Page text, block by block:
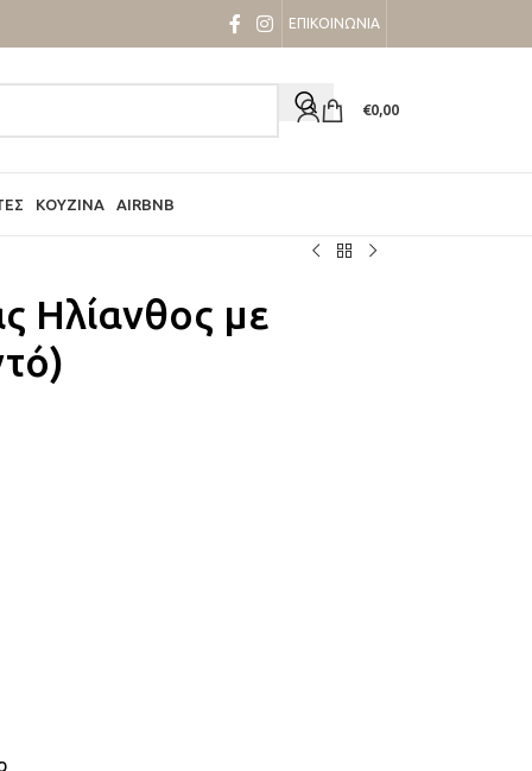
ΕΠΙΚΟΙΝΩΝΙΑ
€0,00
ΚΟΥΖΊΝΑ AIRBNB
Ηλίανθος με